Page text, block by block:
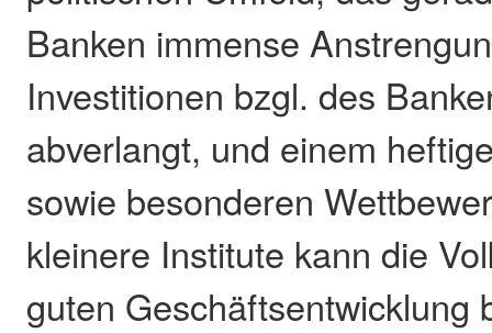
Banken immense
Investitionen bzgl. des
abverlangt, und einem
sowie besonderen
kleinere Institute kann die
guten Geschäftsentwicklung